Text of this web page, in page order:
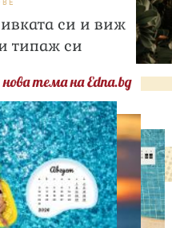
си и виж
типаж си
тема на Edna.bg